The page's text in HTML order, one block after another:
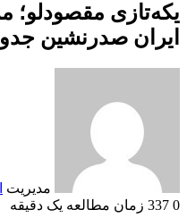
یکه‌تازی
ایران صدرنشین
مدیریت
0
زمان مطالعه یک دقیقه